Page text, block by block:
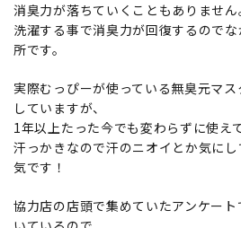
消臭力が落ちていくこともありません
洗濯する事で消臭力が回復するので
所です。
実際むっぴーが使っている無臭元マ
していますが、
1年以上たった今でも変わらずに使え
汗っかきなので汗のニオイとか気に
気です！
協力店の店頭で集めていたアンケー